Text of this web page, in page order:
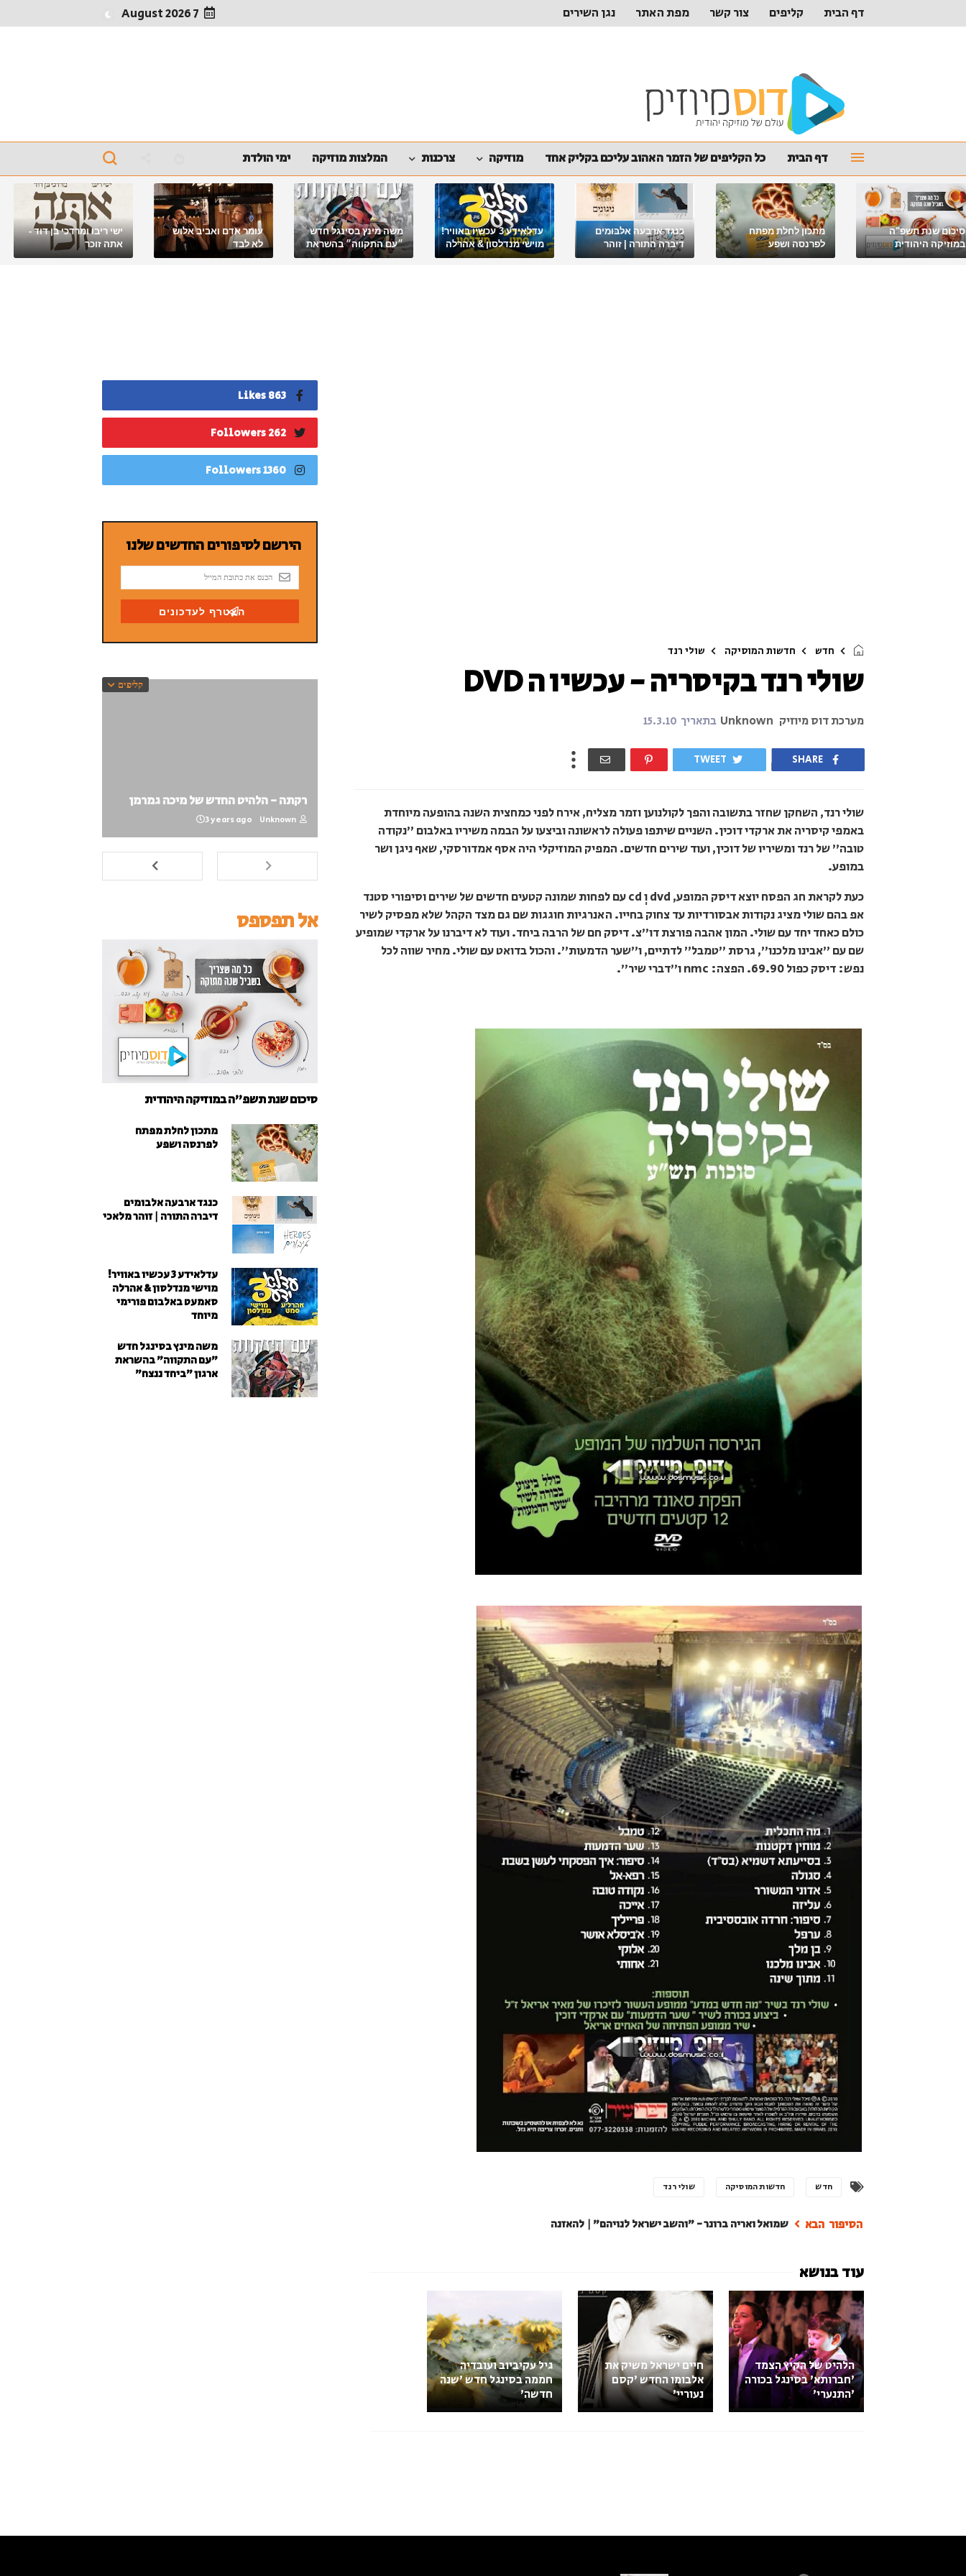
דף הבית קליפים צור קשר מפת האתר נגן השירים 7 August 2026
דף הבית כל הקליפים של הזמר האהוב עליכם בקליק אחד מוזיקה צרכנות המלצות מוזיקה ימי הולדת
סיכום שנת תשפ"ה
במוזיקה היהודית
מתכון לחלת מפתח
לפרנסה ושפע
כנגד ארבעה אלבומים
דיברה התורה | זוהר
מלאכי
עדלאידע 3 עכשיו באוויר!
מוישי מנדלסון & אהרלה
סאמעט באלבום פורימי
משה מינץ בסינגל חדש
״עם התקווה״ בהשראת
ארגון "ביחד ננצח"
עומר אדם ואביב אלוש
לא לבד
ישי ריבו ומרדכי בן דוד -
אתה זוכר
חדש חדשות המוסיקה שולי רנד
שולי רנד בקיסריה - עכשיו ה DVD
מערכת דוס מיוזיק Unknown בתאריך 15.3.10
SHARE
TWEET
שולי רנד, השחקן שחזר בתשובה והפך לקולנוען וזמר מצליח, אירח לפני כמחצית השנה בהופעה מיוחדת
באמפי קיסריה את ארקדי דוכין. השניים שיתפו פעולה לראשונה וביצעו על הבמה משיריו באלבום "נקודה
טובה" של רנד ומשיריו של דוכין, ועוד שירים חדשים. המפיק המוזיקלי היה אסף אמדורסקי, שאף ניגן ושר
במופע.
כעת לקראת חג הפסח יוצא דיסק המופע, dvd וְ cd עם לפחות שמונה קטעים חדשים של שירים וסיפורי סטנד
אפ בהם שולי מציג נקודות אבסורדיות עד צחוק בחייו. האנרגיות חוגגות שם גם מצד הקהל שלא מפסיק לשיר
כולם כאחד יחד עם שולי. המון אהבה פורצת דו"צ. דיסק חם של הרבה ביחד. ועוד לא דיברנו על ארקדי שמופיע
שם עם "אבינו מלכנו", גרסת "טמבל" לדתיים, ו"שער הדמעות". והכול בדואט עם שולי. מחיר שווה לכל
נפש: דיסק כפול 69.90. הפצה: nmc ו"דברי שיר".
חדש חדשות המוסיקה שולי רנד
שמואל ואריה ברונר - "והשב ישראל לנויהם" | להאזנה
הלהיט של הקיץ הצמד
'חברותא' בסינגל בכורה
'התנערי'
חיים ישראל משיק את
אלבומו החדש 'קסם
נעוריי'
גיל עקיביוב ועובדיה
חממה בסינגל חדש 'שנה
חדשה'
863 Likes
262 Followers
1360 Followers
קליפים
רקתה - הלהיט החדש של מיכה גמרמן
Unknown
3 years ago
אל תפספס
סיכום שנת תשפ"ה במוזיקה היהודית
מתכון לחלת מפתח
לפרנסה ושפע
כנגד ארבעה אלבומים
דיברה התורה | זוהר מלאכי
עדלאידע 3 עכשיו באוויר!
מוישי מנדלסון & אהרלה
סאמעט באלבום פורימי
מיוחד
משה מינץ בסינגל חדש
״עם התקווה״ בהשראת
ארגון "ביחד ננצח"